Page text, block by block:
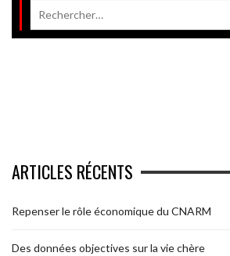
ARTICLES RÉCENTS
Repenser le rôle économique du CNARM
Des données objectives sur la vie chère